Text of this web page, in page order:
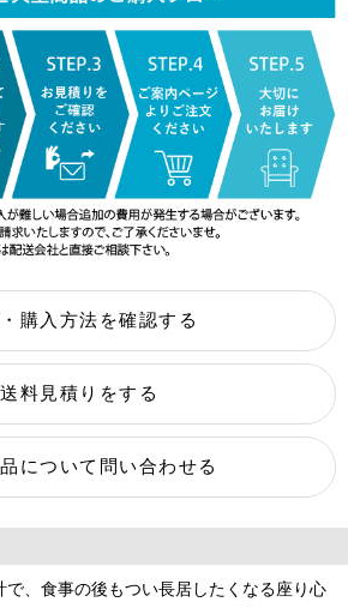
、食事の後もつい長居したくなる座り心